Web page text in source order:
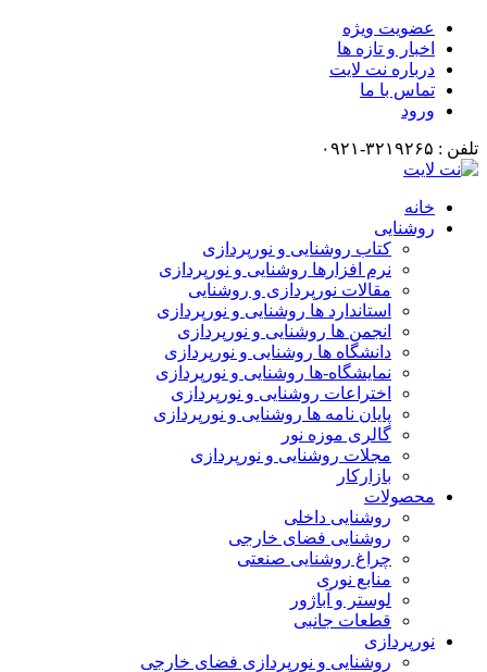
عضویت ویژه
اخبار و تازه ها
درباره نت لایت
تماس با ما
ورود
تلفن : ۳۲۱۹۲۶۵-۰۹۲۱
خانه
روشنایی
کتاب روشنایی و نورپردازی
نرم افزارها روشنایی و نورپردازی
مقالات نورپردازی و روشنایی
استاندارد ها روشنایی و نورپردازی
انجمن ها روشنایی و نورپردازی
دانشگاه ها روشنایی و نورپردازی
نمایشگاه-ها روشنایی و نورپردازی
اختراعات روشنایی و نورپردازی
پایان نامه ها روشنایی و نورپردازی
گالری موزه نور
مجلات روشنایی و نورپردازی
بازارکار
محصولات
روشنایی داخلی
روشنایی فضای خارجی
چراغ روشنایی صنعتی
منابع نوری
لوستر و آباژور
قطعات جانبی
نورپردازی
روشنایی و نورپردازی فضای خارجی